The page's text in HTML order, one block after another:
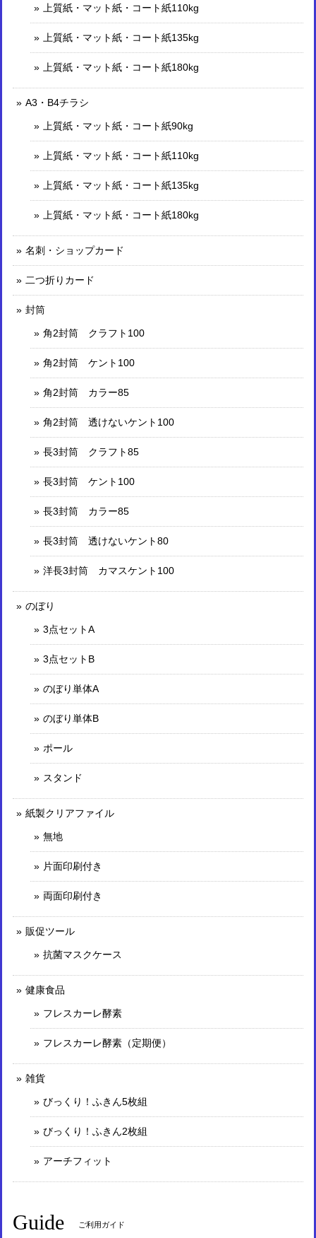
上質紙・マット紙・コート紙110kg
上質紙・マット紙・コート紙135kg
上質紙・マット紙・コート紙180kg
A3・B4チラシ
上質紙・マット紙・コート紙90kg
上質紙・マット紙・コート紙110kg
上質紙・マット紙・コート紙135kg
上質紙・マット紙・コート紙180kg
名刺・ショップカード
二つ折りカード
封筒
角2封筒 クラフト100
角2封筒 ケント100
角2封筒 カラー85
角2封筒 透けないケント100
長3封筒 クラフト85
長3封筒 ケント100
長3封筒 カラー85
長3封筒 透けないケント80
洋長3封筒 カマスケント100
のぼり
3点セットA
3点セットB
のぼり単体A
のぼり単体B
ポール
スタンド
紙製クリアファイル
無地
片面印刷付き
両面印刷付き
販促ツール
抗菌マスクケース
健康食品
フレスカーレ酵素
フレスカーレ酵素（定期便）
雑貨
びっくり！ふきん5枚組
びっくり！ふきん2枚組
アーチフィット
Guide ご利用ガイド